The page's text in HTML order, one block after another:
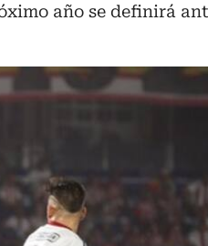
año se definirá